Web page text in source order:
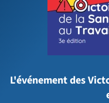
L'événement des